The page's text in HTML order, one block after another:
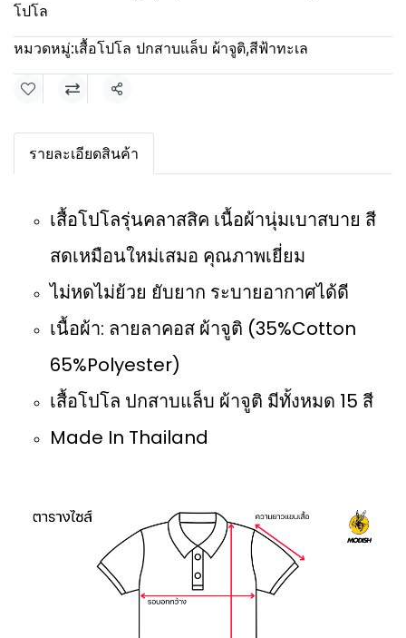
โปโล
หมวดหมู่:เสื้อโปโล ปกสาบแล็บ ผ้าจูติ,สีฟ้าทะเล
แชร์
รายละเอียดสินค้า
เสื้อโปโลรุ่นคลาสสิค เนื้อผ้านุ่มเบาสบาย สี
สดเหมือนใหม่เสมอ คุณภาพเยี่ยม
ไม่หดไม่ย้วย ยับยาก ระบายอากาศได้ดี
เนื้อผ้า: ลายลาคอส ผ้าจูติ (35%Cotton
65%Polyester)
เสื้อโปโล ปกสาบแล็บ ผ้าจูติ มีทั้งหมด 15 สี
Made In Thailand